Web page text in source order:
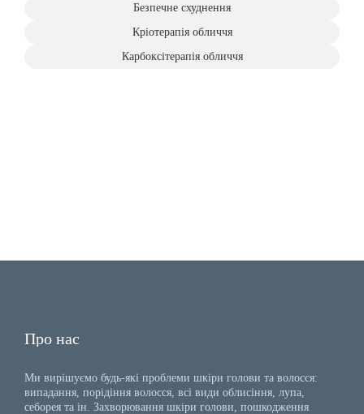
Безпечне схуднення
Кріотерапія обличчя
Карбоксітерапія обличчя
Про нас
Ми вирішуємо будь-які проблеми шкіри голови та волосся:
випадання, порідіння волосся, всі види облисіння, лупа,
себорея та ін. Захворювання шкіри голови, пошкодження